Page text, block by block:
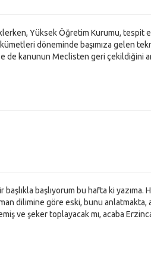
Yüksek Öğretim Kurumu, tespit
döneminde başımıza gelen
de kanunun Meclisten geri çekildiğini
başlıyorum bu hafta ki yazıma.
dilimine göre eski, bunu anlatmakta,
ve şeker toplayacak mı, acaba